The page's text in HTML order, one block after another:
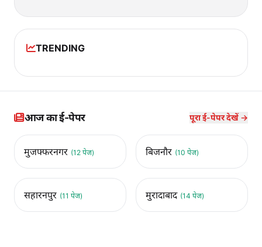
TRENDING
आज का ई-पेपर पूरा ई-पेपर देखें →
मुजफ्फरनगर (12 पेज) बिजनौर (10 पेज)
सहारनपुर (11 पेज) मुरादाबाद (14 पेज)